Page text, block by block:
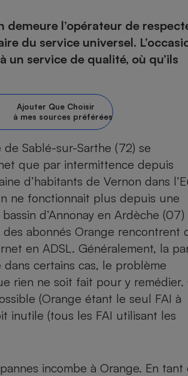
demeure l’opérateur de
du service universel.
service de qualité, où qu’ils
Ajouter Que Choisir
à mes sources préférées
Sablé-sur-Sarthe (72) se
que par intermittence depuis
d’habitants de Vernon dans
ne fonctionnait plus depuis une
d’Annonay en Ardèche (07)
abonnés Orange rencontrent
en ADSL. Généralement, la
certains cas, le problème
rien ne soit fait pour y remédier.
(Orange étant le seul FAI à
inutile (tous les FAI utilisant les
incombe à Orange. En tant
Circuits courts et
alimentation locale
Banque en ligne
linge
Panneaux
photovoltaïques
haute
santé
funèbres
Puériculture - Produit
pour bébé